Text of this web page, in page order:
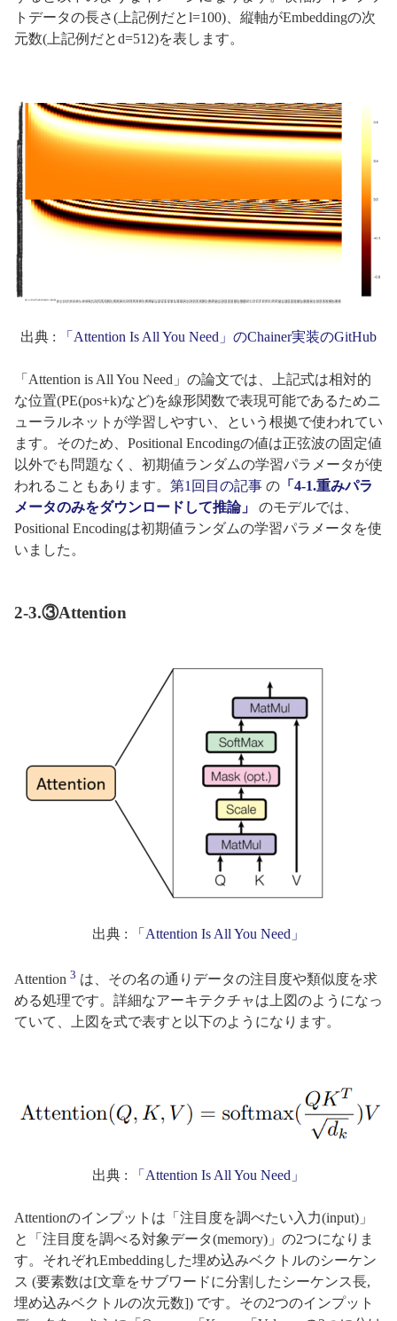
トデータの長さ(上記例だとl=100)、縦軸がEmbeddingの次
元数(上記例だとd=512)を表します。
出典 : 「Attention Is All You Need」のChainer実装のGitHub
「Attention is All You Need」の論文では、上記式は相対的
な位置(PE(pos+k)など)を線形関数で表現可能であるためニ
ューラルネットが学習しやすい、という根拠で使われてい
ます。そのため、Positional Encodingの値は正弦波の固定値
以外でも問題なく、初期値ランダムの学習パラメータが使
われることもあります。 第1回目の記事 の 「4-1.重みパラ
メータのみをダウンロードして推論」
のモデルでは、
Positional Encodingは初期値ランダムの学習パラメータを使
いました。
2-3.③Attention
出典 : 「Attention Is All You Need」
Attention 3 は、その名の通りデータの注目度や類似度を求
める処理です。詳細なアーキテクチャは上図のようになっ
ていて、上図を式で表すと以下のようになります。
出典 : 「Attention Is All You Need」
Attentionのインプットは「注目度を調べたい入力(input)」
と「注目度を調べる対象データ(memory)」の2つになりま
す。それぞれEmbeddingした埋め込みベクトルのシーケン
ス (要素数は[文章をサブワードに分割したシーケンス長,
埋め込みベクトルの次元数]) です。その2つのインプット